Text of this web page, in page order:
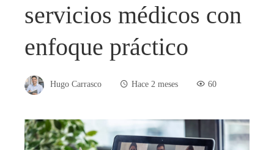
servicios médicos con
enfoque práctico
Hugo Carrasco Hace 2 meses 60